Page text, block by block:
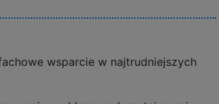
wsparcie w najtrudniejszych